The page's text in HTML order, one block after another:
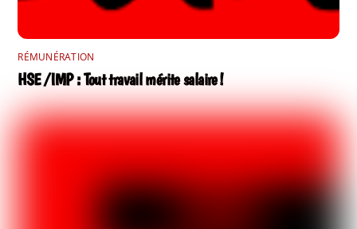
RÉMUNÉRATION
HSE /IMP : Tout travail mérite salaire !